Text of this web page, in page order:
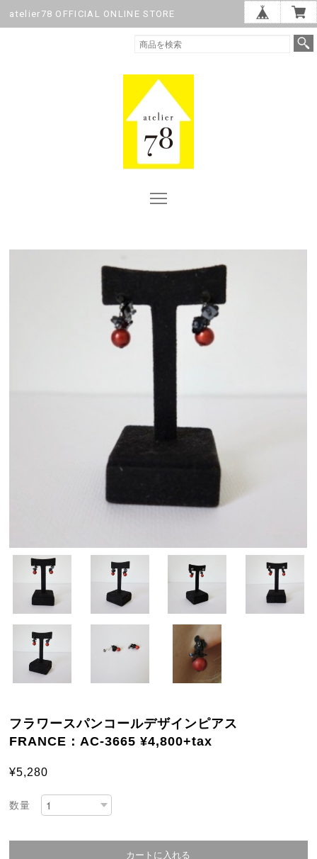
atelier78 OFFICIAL ONLINE STORE
フラワースパンコールデザインピアス
FRANCE：AC-3665 ¥4,800+tax
¥5,280
数量